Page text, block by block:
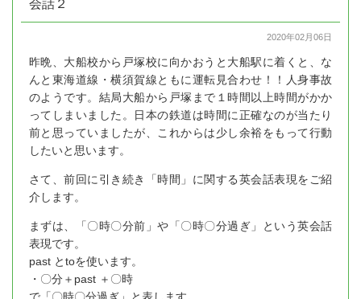
会話２
2020年02月06日
昨晩、大船校から戸塚校に向かおうと大船駅に着くと、な
んと東海道線・横須賀線ともに運転見合わせ！！人身事故
のようです。結局大船から戸塚まで１時間以上時間がかか
ってしまいました。日本の鉄道は時間に正確なのが当たり
前と思っていましたが、これからは少し余裕をもって行動
したいと思います。
さて、前回に引き続き「時間」に関する英会話表現をご紹
介します。
まずは、「〇時〇分前」や「〇時〇分過ぎ」という英会話
表現です。
past とtoを使います。
・〇分＋past ＋〇時